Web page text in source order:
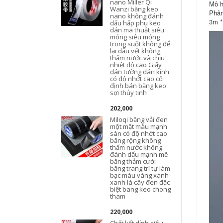
nano Miller Qi
Wanzi băng keo
nano không đánh
dấu hấp phụ keo
dán ma thuật siêu
mỏng siêu mỏng
trong suốt không để
lại dấu vết không
thấm nước và chịu
nhiệt độ cao Giấy
dán tường dán kính
có độ nhớt cao cố
định bán băng keo
sợi thủy tinh
202,000
Miloqi băng vải đen
một mặt màu mạnh
sàn có độ nhớt cao
băng rộng không
thấm nước không
đánh dấu mạnh mẽ
băng thảm cưới
băng trang trí tự làm
bạc màu vàng xanh
xanh lá cây đen đặc
biệt bang keo chong
tham
220,000
Mô
3m